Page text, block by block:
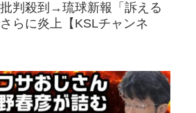
判殺到→琉球新報「訴える
らに炎上【KSLチャンネ